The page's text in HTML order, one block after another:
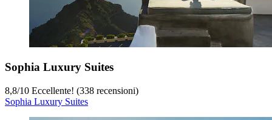
Sophia Luxury Suites
8,8/10 Eccellente! (338 recensioni)
Sophia Luxury Suites